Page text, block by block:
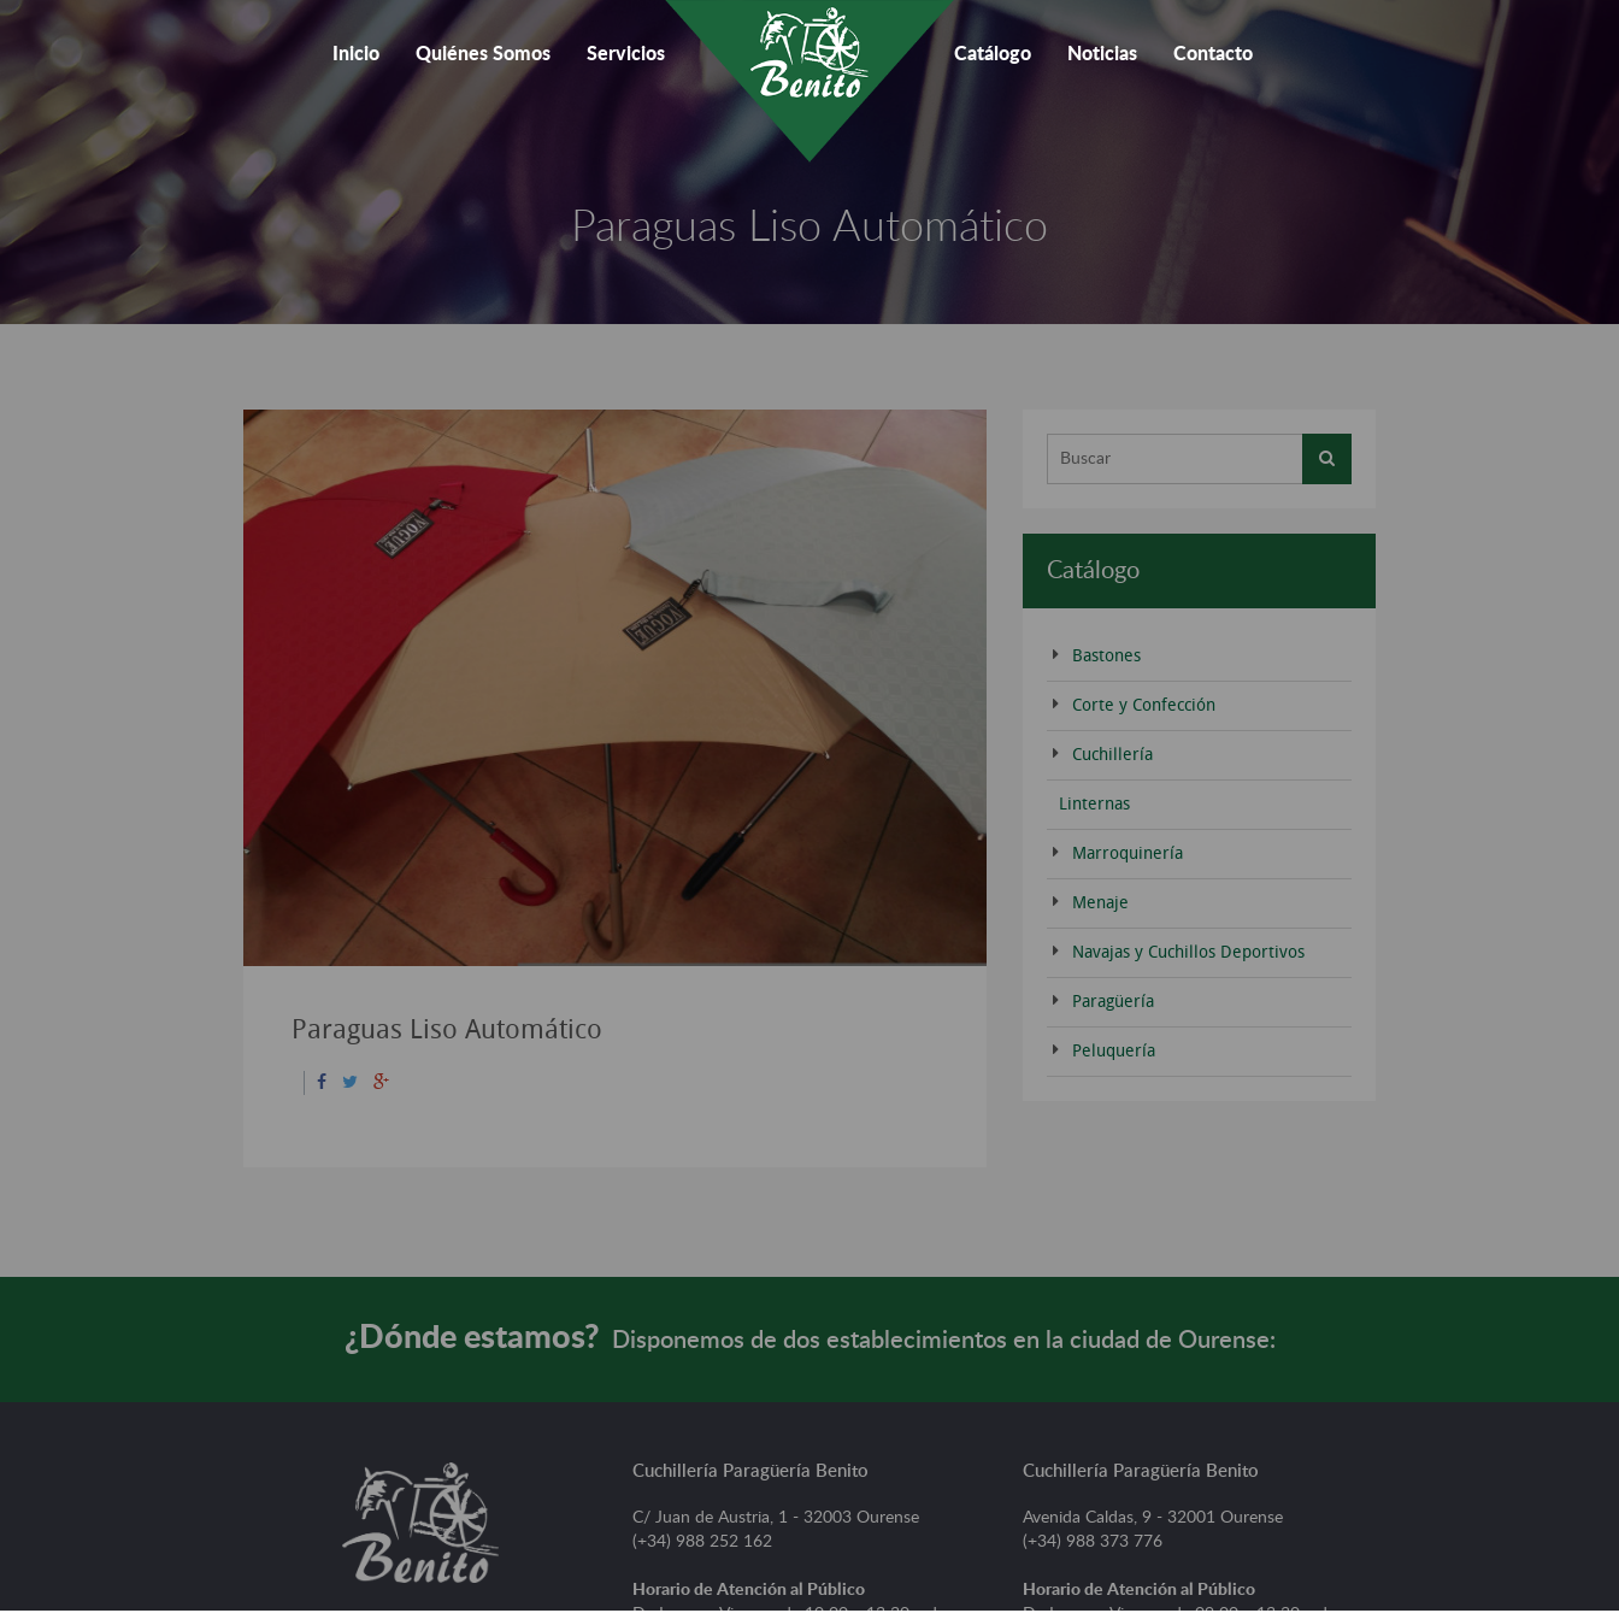
Inicio Quiénes Somos Servicios Catálogo Noticias Contacto
Paraguas Liso Automático
Paraguas Liso Automático
Catálogo
Bastones
Corte y Confección
Cuchillería
Linternas
Marroquinería
Menaje
Navajas y Cuchillos Deportivos
Paragüería
Peluquería
¿Dónde estamos? Disponemos de dos establecimientos en la ciudad de Ourense:
Cuchillería Paragüería Benito
C/ Juan de Austria, 1 - 32003 Ourense
(+34) 988 252 162
Horario de Atención al Público
De Lunes a Viernes, de 10:00 a 13:30 y de
Cuchillería Paragüería Benito
Avenida Caldas, 9 - 32001 Ourense
(+34) 988 373 776
Horario de Atención al Público
De Lunes a Viernes, de 09:00 a 13:30 y de